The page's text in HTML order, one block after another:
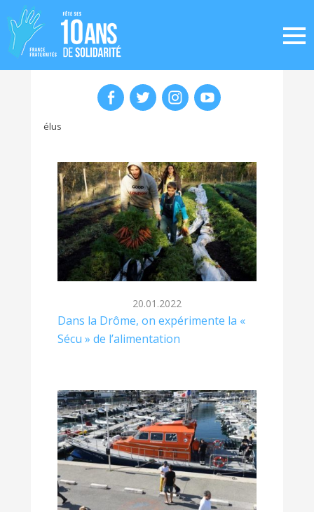
élus
20.01.2022
Dans la Drôme, on expérimente la «
Sécu » de l’alimentation